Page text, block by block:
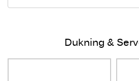
Dukning &